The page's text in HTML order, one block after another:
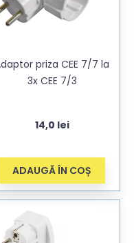
priza CEE 7/7 la
3x CEE 7/3
14,0 lei
ADAUGĂ ÎN COȘ